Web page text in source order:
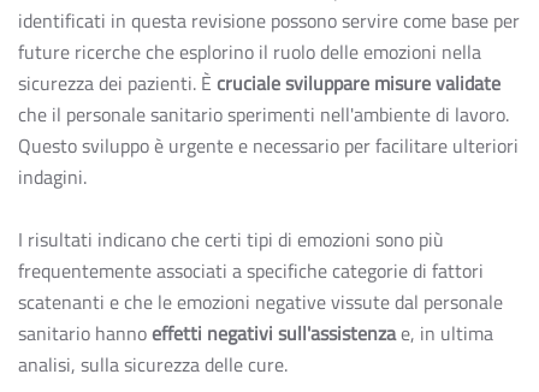
identificati in questa revisione possono servire come base per
future ricerche che esplorino il ruolo delle emozioni nella
sicurezza dei pazienti. È cruciale sviluppare misure validate
che il personale sanitario sperimenti nell'ambiente di lavoro.
Questo sviluppo è urgente e necessario per facilitare ulteriori
indagini.
I risultati indicano che certi tipi di emozioni sono più
frequentemente associati a specifiche categorie di fattori
scatenanti e che le emozioni negative vissute dal personale
sanitario hannoeffetti negativi sull'assistenzae, in ultima
analisi, sulla sicurezza delle cure.